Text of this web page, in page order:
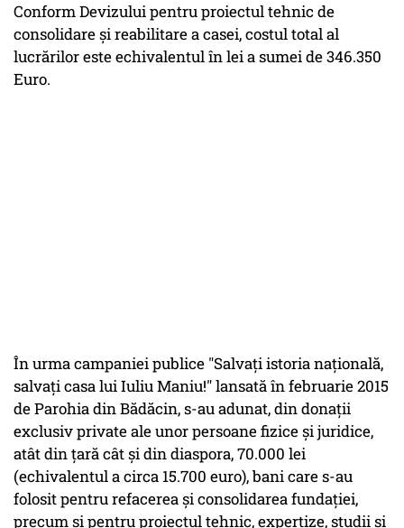
Conform Devizului pentru proiectul tehnic de
consolidare și reabilitare a casei, costul total al
lucrărilor este echivalentul în lei a sumei de 346.350
Euro.
În urma campaniei publice "Salvaţi istoria naţională,
salvaţi casa lui Iuliu Maniu!" lansată în februarie 2015
de Parohia din Bădăcin, s-au adunat, din donații
exclusiv private ale unor persoane fizice și juridice,
atât din țară cât și din diaspora, 70.000 lei
(echivalentul a circa 15.700 euro), bani care s-au
folosit pentru refacerea şi consolidarea fundaţiei,
precum și pentru proiectul tehnic, expertize, studii și